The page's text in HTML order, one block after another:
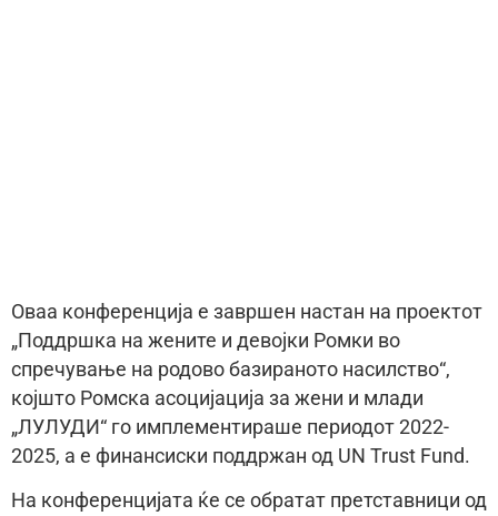
Оваа конференција е завршен настан на проектот
„Поддршка на жените и девојки Ромки во
спречување на родово базираното насилство“,
којшто Ромска асоцијација за жени и млади
„ЛУЛУДИ“ го имплементираше периодот 2022-
2025, а е финансиски поддржан од UN Trust Fund.
На конференцијата ќе се обратат претставници од